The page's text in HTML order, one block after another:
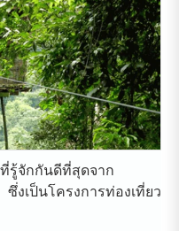
รู้จักกันดีที่สุดจาก
งเป็นโครงการท่องเที่ยว